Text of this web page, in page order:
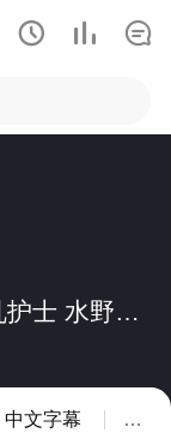
  
深喉口交 淫乱护士 水野朝阳 TYOD-351-C.
中文字幕
未知